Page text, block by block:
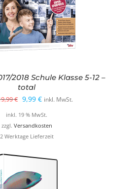
2018 Schule Klasse 5-12 –
total
€ Ursprünglicher
Preis
war:
19,99 €
9,99 €Aktueller
Preis
ist:
9,99 €.
inkl. MwSt.
inkl. 19 % MwSt.
zzgl. Versandkosten
2 Werktage Lieferzeit